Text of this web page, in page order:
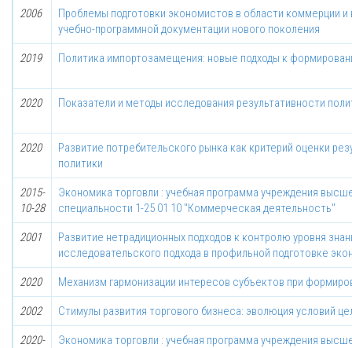
2006
Проблемы подготовки экономистов в области коммерции
учебно-программной документации нового поколения
2019 Политика импортозамещения: новые подходы к
2020 Показатели и методы исследования результативности
2020
Развитие потребительского рынка как критерий оценки
политики
2015-
10-28
Экономика торговли : учебная программа учреждения
специальности 1-25 01 10 "Коммерческая деятельность"
2001
Развитие нетрадиционных подходов к контролю уровня
исследовательского подхода в профильной подготовке
2020 Механизм гармонизации интересов субъектов при
2002 Стимулы развития торгового бизнеса: эволюция условий
2020-
Экономика торговли : учебная программа учреждения